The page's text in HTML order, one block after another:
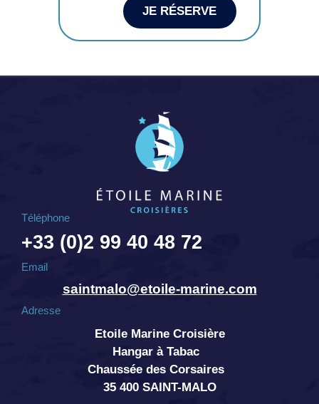
JE RÉSERVE
Téléphone
+33 (0)2 99 40 48 72
Email
saintmalo@etoile-marine.com
Adresse
Etoile Marine Croisière
Hangar à Tabac
Chaussée des Corsaires
35 400 SAINT-MALO